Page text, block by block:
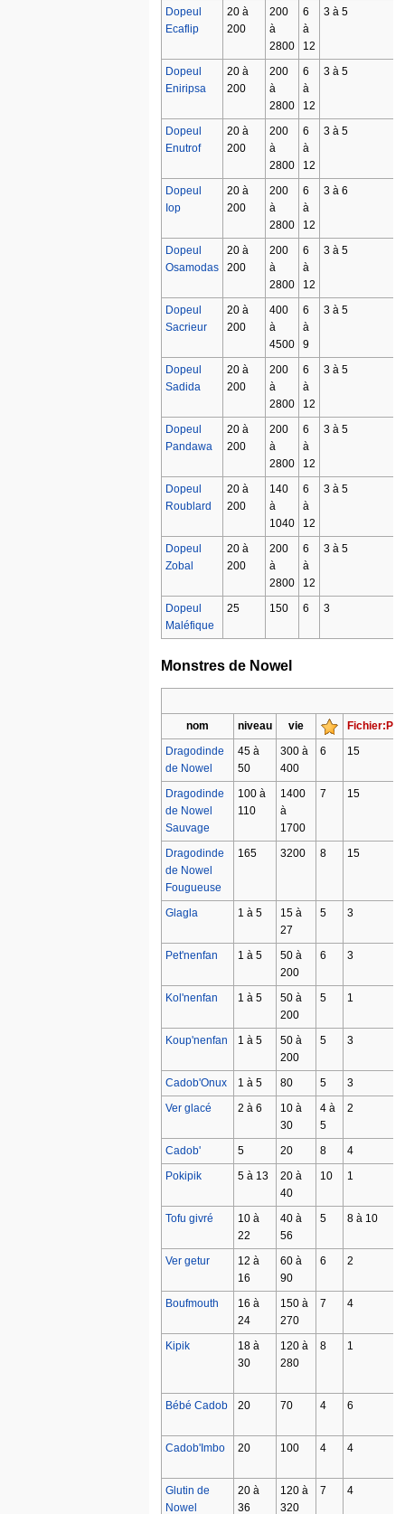
Dopeul
Ecaflip
20 à
200
200
à
2800
6
à
12
3 à 5
Dopeul
Eniripsa
20 à
200
200
à
2800
6
à
12
3 à 5
Dopeul
Enutrof
20 à
200
200
à
2800
6
à
12
3 à 5
Dopeul
Iop
20 à
200
200
à
2800
6
à
12
3 à 6
Dopeul
Osamodas
20 à
200
200
à
2800
6
à
12
3 à 5
Dopeul
Sacrieur
20 à
200
400
à
4500
6
à
9
3 à 5
Dopeul
Sadida
20 à
200
200
à
2800
6
à
12
3 à 5
Dopeul
Pandawa
20 à
200
200
à
2800
6
à
12
3 à 5
Dopeul
Roublard
20 à
200
140
à
1040
6
à
12
3 à 5
Dopeul
Zobal
20 à
200
200
à
2800
6
à
12
3 à 5
Dopeul
Maléfique
25 150 6 3
Monstres de Nowel
nom niveau vie
Dragodinde
de Nowel
45 à
50
300 à
400
6 15
Dragodinde
de Nowel
Sauvage
100 à
110
1400
à
1700
7 15
Dragodinde
de Nowel
Fougueuse
165 3200 8 15
Glagla 1 à 5
15 à
27
5 3
Pet'nenfan 1 à 5
50 à
200
6 3
Kol'nenfan 1 à 5
50 à
200
5 1
Koup'nenfan 1 à 5
50 à
200
5 3
Cadob'Onux 1 à 5 80 5
3
Ver glacé
2 à 6
10 à
30
4 à
5
2
Cadob' 5 20 8
4
Pokipik
5 à 13
20 à
40
10 1
Tofu givré
10 à
22
40 à
56
5 8 à 10
Ver getur
12 à
16
60 à
90
6 2
Boufmouth
16 à
24
150 à
270
7 4
Kipik
18 à
30
120 à
280
8 1
Bébé Cadob 20 70 4 6
Cadob'Imbo 20 100 4 4
Glutin de
Nowel
20 à
36
120 à
320
7 4